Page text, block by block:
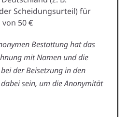
Scheidungsurteil) für
50 €
Bestattung hat das
mit Namen und die
der Beisetzung in den
sein, um die Anonymität